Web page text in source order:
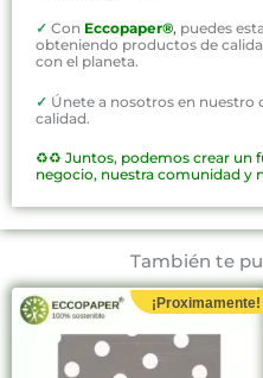
✓ Con Eccopaper®, puedes
obteniendo productos de
con el planeta.
✓ Únete a nosotros en
calidad.
♻️♻️ Juntos, podemos crear un
negocio, nuestra comunidad
También te
¡Proximamente!